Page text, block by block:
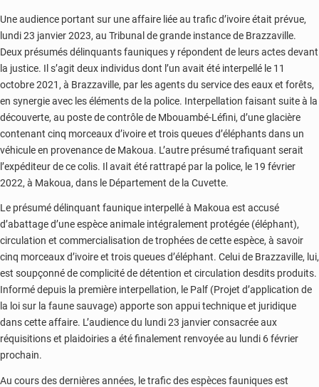
Une audience portant sur une affaire liée au trafic d’ivoire était prévue,
lundi 23 janvier 2023, au Tribunal de grande instance de Brazzaville.
Deux présumés délinquants fauniques y répondent de leurs actes devant
la justice. Il s’agit deux individus dont l’un avait été interpellé le 11
octobre 2021, à Brazzaville, par les agents du service des eaux et forêts,
en synergie avec les éléments de la police. Interpellation faisant suite à la
découverte, au poste de contrôle de Mbouambé-Léfini, d’une glacière
contenant cinq morceaux d’ivoire et trois queues d’éléphants dans un
véhicule en provenance de Makoua. L’autre présumé trafiquant serait
l’expéditeur de ce colis. Il avait été rattrapé par la police, le 19 février
2022, à Makoua, dans le Département de la Cuvette.
Le présumé délinquant faunique interpellé à Makoua est accusé
d’abattage d’une espèce animale intégralement protégée (éléphant),
circulation et commercialisation de trophées de cette espèce, à savoir
cinq morceaux d’ivoire et trois queues d’éléphant. Celui de Brazzaville, lui,
est soupçonné de complicité de détention et circulation desdits produits.
Informé depuis la première interpellation, le Palf (Projet d’application de
la loi sur la faune sauvage) apporte son appui technique et juridique
dans cette affaire. L’audience du lundi 23 janvier consacrée aux
réquisitions et plaidoiries a été finalement renvoyée au lundi 6 février
prochain.
Au cours des dernières années, le trafic des espèces fauniques est